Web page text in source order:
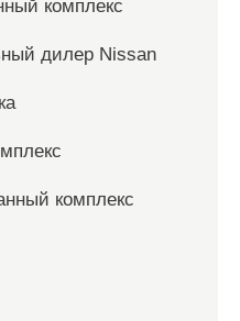
комплекс
дилер Nissan
комплекс